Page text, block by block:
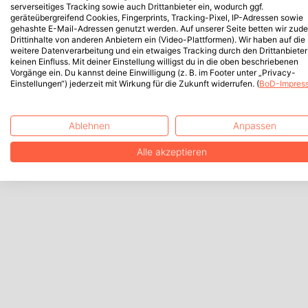
serverseitiges Tracking sowie auch Drittanbieter ein, wodurch ggf.
geräteübergreifend Cookies, Fingerprints, Tracking-Pixel, IP-Adressen sowie
gehashte E-Mail-Adressen genutzt werden. Auf unserer Seite betten wir
Drittinhalte von anderen Anbietern ein (Video-Plattformen). Wir haben auf die
weitere Datenverarbeitung und ein etwaiges Tracking durch den Drittanbieter
keinen Einfluss. Mit deiner Einstellung willigst du in die oben beschriebenen
Vorgänge ein. Du kannst deine Einwilligung (z. B. im Footer unter „Privacy-
Einstellungen“) jederzeit mit Wirkung für die Zukunft widerrufen. (BoD-
Ablehnen Anpassen
Alle akzeptieren